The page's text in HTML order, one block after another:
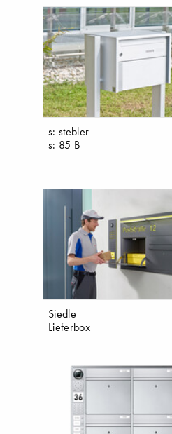
s: stebler
s: 85 B
Siedle
Lieferbox